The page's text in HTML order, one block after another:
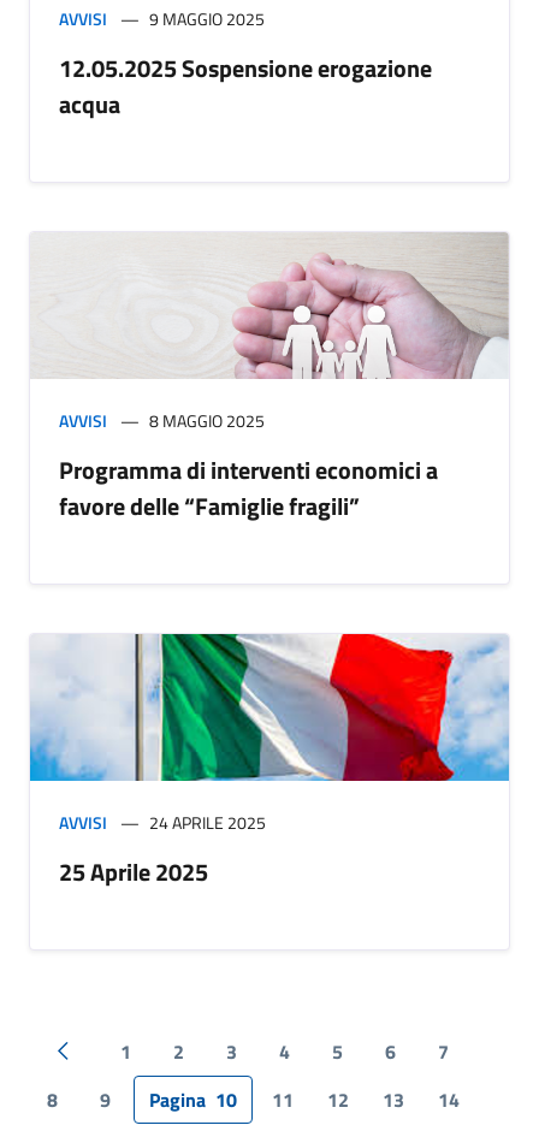
AVVISI 9 MAGGIO 2025
12.05.2025 Sospensione erogazione
acqua
AVVISI 8 MAGGIO 2025
Programma di interventi economici a
favore delle “Famiglie fragili”
AVVISI 24 APRILE 2025
25 Aprile 2025
Pagina precedente
1 2 3 4 5 6
7
8
9 Pagina 10 11 12 13
14